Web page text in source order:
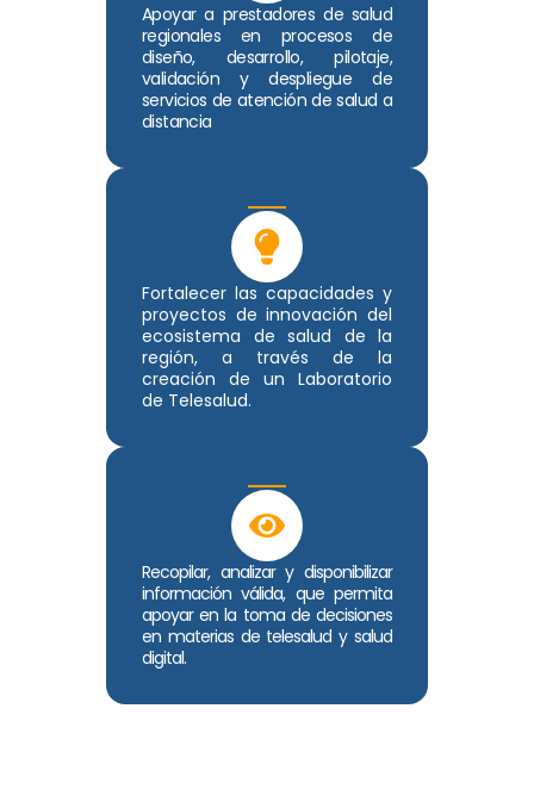
Apoyar a prestadores de salud
regionales en procesos de
diseño, desarrollo, pilotaje,
validación y despliegue de
servicios de atención de salud a
distancia
Fortalecer las capacidades y
proyectos de innovación del
ecosistema de salud de la
región, a través de la
creación de un Laboratorio
de Telesalud.
Recopilar, analizar y disponibilizar
información válida, que permita
apoyar en la toma de decisiones
en materias de telesalud y salud
digital.